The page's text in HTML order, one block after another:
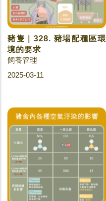
豬隻｜328. 豬場配種區環
境的要求
飼養管理
2025-03-11